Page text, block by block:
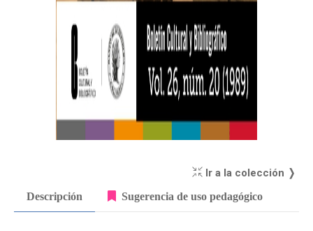
Ir a la colección ❭
Descripción Sugerencia de uso pedagógico